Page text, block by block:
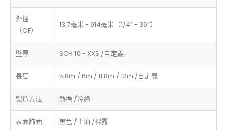
外徑
（OF）
13.7毫米 - 914毫米（1/4“ - 36”）
壁厚 SCH 10 - XXS /自定義
長度 5.8m / 6m / 11.8m / 12m /自定義
製造方法 熱捲 /冷繪
表面飾面 黑色 /上油 /裸露